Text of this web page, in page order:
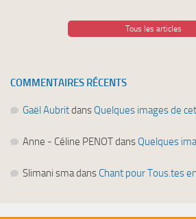
Tous les articles
COMMENTAIRES RÉCENTS
Gaël Aubritdans Quelques images de
Anne - Céline PENOTdans Quelques
Slimani smadans Chant pour Tous.tes